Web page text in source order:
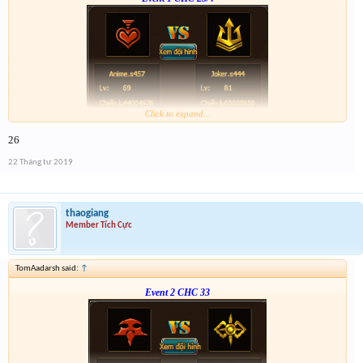
Click to expand...
26
22 Tháng tư 2019
thaogiang
Member Tích Cực
TomAadarsh said: ↑
Event 2 CHC 33